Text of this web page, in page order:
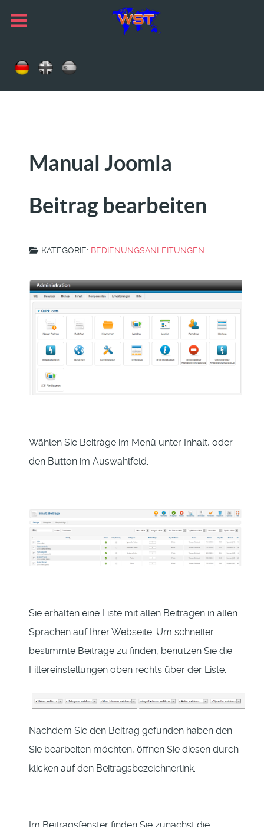
Manual Joomla
Beitrag bearbeiten
KATEGORIE: BEDIENUNGSANLEITUNGEN
Wählen Sie Beiträge im Menü unter Inhalt, oder
den Button im Auswahlfeld.
Sie erhalten eine Liste mit allen Beiträgen in allen
Sprachen auf Ihrer Webseite. Um schneller
bestimmte Beiträge zu finden, benutzen Sie die
Filtereinstellungen oben rechts über der Liste.
Nachdem Sie den Beitrag gefunden haben den
Sie bearbeiten möchten, öffnen Sie diesen durch
klicken auf den Beitragsbezeichnerlink.
Im Beitragsfenster finden Sie zunächst die